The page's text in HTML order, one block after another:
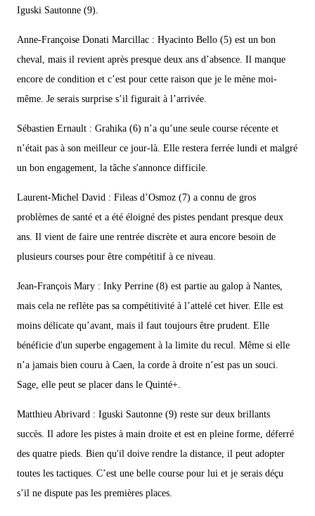
Iguski Sautonne (9).
Anne-Françoise Donati Marcillac : Hyacinto Bello (5) est un bon
cheval, mais il revient après presque deux ans d’absence. Il manque
encore de condition et c’est pour cette raison que je le mène moi-
même. Je serais surprise s’il figurait à l’arrivée.
Sébastien Ernault : Grahika (6) n’a qu’une seule course récente et
n’était pas à son meilleur ce jour-là. Elle restera ferrée lundi et malgré
un bon engagement, la tâche s'annonce difficile.
Laurent-Michel David : Fileas d’Osmoz (7) a connu de gros
problèmes de santé et a été éloigné des pistes pendant presque deux
ans. Il vient de faire une rentrée discrète et aura encore besoin de
plusieurs courses pour être compétitif à ce niveau.
Jean-François Mary : Inky Perrine (8) est partie au galop à Nantes,
mais cela ne reflète pas sa compétitivité à l’attelé cet hiver. Elle est
moins délicate qu’avant, mais il faut toujours être prudent. Elle
bénéficie d'un superbe engagement à la limite du recul. Même si elle
n’a jamais bien couru à Caen, la corde à droite n’est pas un souci.
Sage, elle peut se placer dans le Quinté+.
Matthieu Abrivard : Iguski Sautonne (9) reste sur deux brillants
succès. Il adore les pistes à main droite et est en pleine forme, déferré
des quatre pieds. Bien qu'il doive rendre la distance, il peut adopter
toutes les tactiques. C’est une belle course pour lui et je serais déçu
s’il ne dispute pas les premières places.